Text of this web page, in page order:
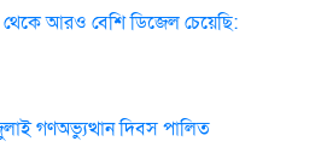
আরও বেশি ডিজেল চেয়েছি:
গণঅভ্যুত্থান দিবস পালিত